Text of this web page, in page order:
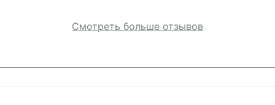
Смотреть больше отзывов